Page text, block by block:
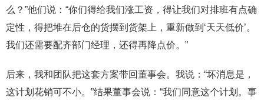
么？”他们说：“你们得给我们涨工资，得让我们对排班有点确
定性，得把堆在后仓的货摆到货架上，重新做到‘天天低价’。
我们还需要配齐部门经理，还得再降点价。”
后来，我和团队把这套方案带回董事会。我说：“坏消息是，
这计划花销可不小。”结果董事会说：“我们同意这个计划。事